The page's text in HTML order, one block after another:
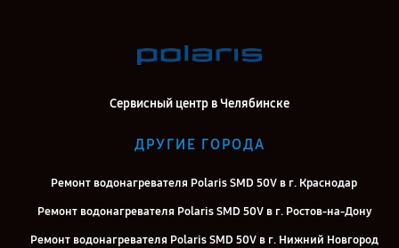
Сервисный центр в Челябинске
ДРУГИЕ ГОРОДА
Ремонт водонагревателя Polaris SMD 50V в г. Краснодар
Ремонт водонагревателя Polaris SMD 50V в г. Ростов-на-Дону
Ремонт водонагревателя Polaris SMD 50V в г. Нижний Новгород